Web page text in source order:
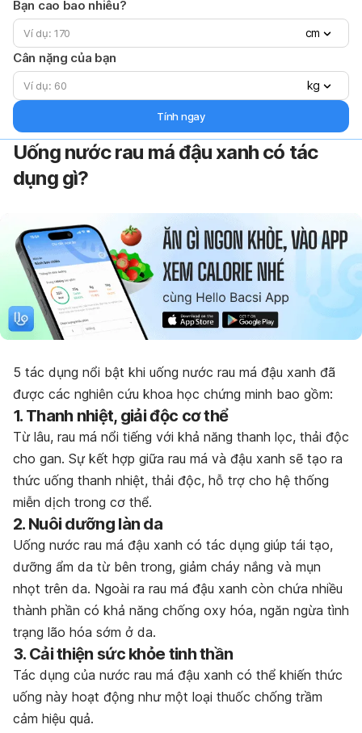
Bạn cao bao nhiêu?
cm
Cân nặng của bạn
kg
Tính ngay
Uống nước rau má đậu xanh có tác
dụng gì?
5 tác dụng nổi bật khi uống nước rau má đậu xanh đã
được các nghiên cứu khoa học chứng minh bao gồm:
1. Thanh nhiệt, giải độc cơ thể
Từ lâu, rau má nổi tiếng với khả năng thanh lọc, thải độc
cho gan. Sự kết hợp giữa rau má và đậu xanh sẽ tạo ra
thức uống thanh nhiệt, thải độc, hỗ trợ cho hệ thống
miễn dịch trong cơ thể.
2. Nuôi dưỡng làn da
Uống nước rau má đậu xanh có tác dụng giúp tái tạo,
dưỡng ẩm da từ bên trong, giảm cháy nắng và mụn
nhọt trên da. Ngoài ra rau má đậu xanh còn chứa nhiều
thành phần có khả năng chống oxy hóa, ngăn ngừa tình
trạng lão hóa sớm ở da.
3. Cải thiện sức khỏe tinh thần
Tác dụng của nước rau má đậu xanh có thể khiến thức
uống này hoạt động như một loại thuốc chống trầm
cảm hiệu quả.